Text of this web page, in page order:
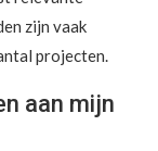
zijn vaak
projecten.
aan mijn